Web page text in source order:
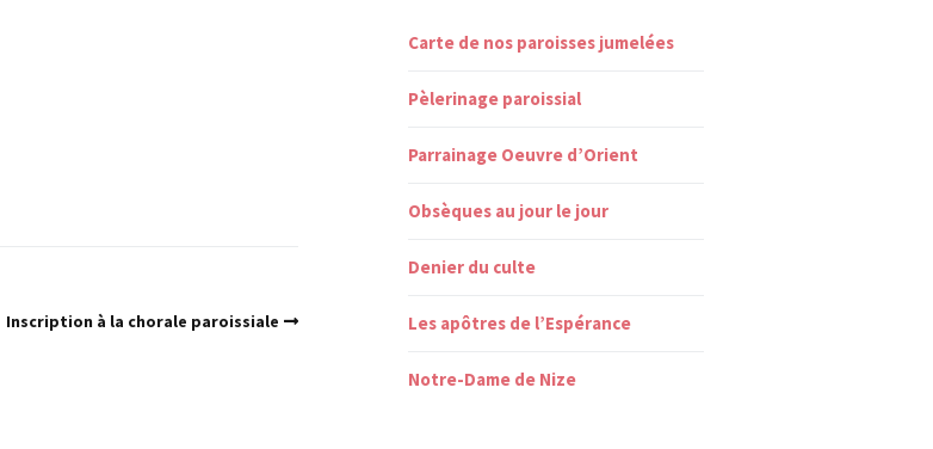
Inscription à la chorale paroissiale
Carte de nos paroisses jumelées
Pèlerinage paroissial
Parrainage Oeuvre d’Orient
Obsèques au jour le jour
Denier du culte
Les apôtres de l’Espérance
Notre-Dame de Nize